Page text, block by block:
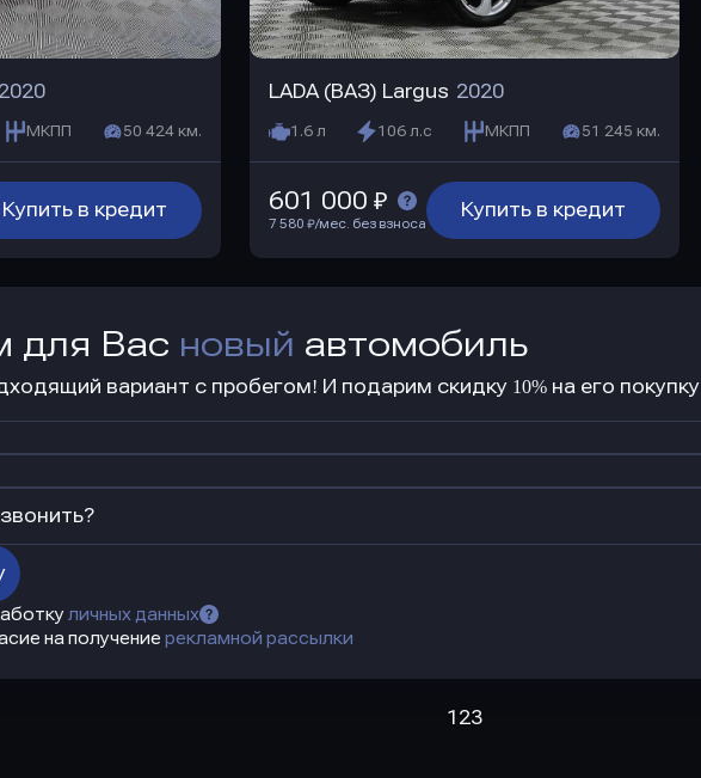
2020
МКПП 50 424 км.
Купить в кредит
LADA (ВАЗ) Largus 2020
1.6 л 106 л.с МКПП 51 245 км.
Купить в кредит
601 000 ₽
7 580 ₽/мес. без взноса
для Вас новый автомобиль
вариант с пробегом! И подарим скидку 10% на его покупку
личных данных
на получение рекламной рассылки
1 23